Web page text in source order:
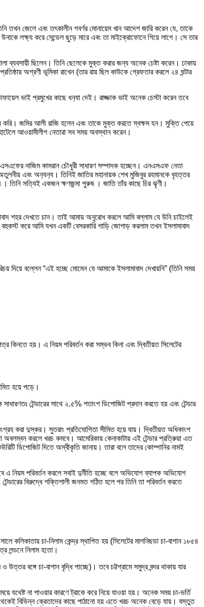
জেলে এবং তৎকালীন গবর্ণর মোনায়েম খান আদেশ জারি করেন যে, তাকে
লক্ষ্য করে সেন্ডেল ছুড়ে মারে এবং তা মাইক্রোফোনে গিয়ে লাগে। সে তার
ব্যবসায়ী ছিলেন। তিনি ছেলেকে মুক্ত করার জন্য অনেক চেষ্টা করেন। ঢাকায়
অগ্রণী ভূমিকা রাখেন (তার রায় ছিল কাউকে গ্রেফতার করলে ২৪ ঘন্টার
ভাই প্রমুখের কাছে ধন‍্যা দেই। রাজ্জাক ভাই অনেক চেস্টা করেন তবে
জমির আলী রাজি হলেন এবং তাকে মুক্ত করতে স্বক্ষম হন। মুক্তি পেয়ে
আওয়ামীলীগ নেতারা সব সময় অবস্থান করেন।
নাজিম কামরান চৌধুরী সাধারণ সম্পাদক হচ্ছেন। এনএসএফ নেতা
এবং অন‍্যন‍্য। তিনিই জাতির মহানায়ক শেখ মুজিবুর রহমানকে বৃহত্তর
। তিনি সত্যিই একজন ক্ষণজন্মা পুরুষ । জাতি তাঁর কাছে চির ঝৃণী।
শহর দেখতে চান। তাই আমায় অনুরোধ করলে আমি বল্লাম যে উনি চাইলেই
বহুকস্ট করে আমি যখন একটি বেসরকারি গাড়ি জোগাড় করলাম তখন ইসলামাবাদ
দিয়ে বল্লেন “এই হচ্ছে মোমেন যে আমাকে ইসলামাবাদ দেখায়নি” (তিনি সময়
কিনতে হয়। এ নিয়ম পরিবর্তন করা সম্ভব কিনা এবং দ্বিতীয়ত সিলেটের
হয়ে পড়ে।
টেন্ডারের সাথে ২.৫% শতাংশ ডিপোজিট প্রদান করতে হয় এবং টেন্ডার
করা দুস্কর। সুতরাং প্রতিযোগিতা সীমিত হয়ে যায়। দ্বিতীয়ত অধিকাংশ
অবলম্বন করলে খরচ কমবে। আমেরিকায় কেনাকাটায় এই টেন্ডার প্রত্রিুয়া এত
ডিপোজিট দিতে অস্বীকৃতি জানায়। তারা বলে তাদের কোম্পানির নামই
এ নিয়ম পরিবর্তন করলে সবাই দুর্নীতি হচ্ছে বলে অভিযোগ ব্যাপক অভিযোগ
বিরুদ্ধে শক্তিশালী জনমত গঠিত হলে পর তিনি তা পরিবর্তন করতে
কলিকাতায় চা-নিলাম কেন্দ্র স্থাপিত হয় (সিলেটের মালনিছডা চা-বাগান ১৮৫৪
লন্ডনে নিলাম হতো।
বঙ্গে চা-বাগান বৃদ্ধি পাচ্ছে)। তবে চট্টগ্রামে সমুদ্র বন্দর থাকায় যার
যথেষ্ট না পাওয়ার কারণে ট্রাকে করে নিয়ে যাওয়া হয়। অনেক সময় চা-ভর্তি
বিভিন্ন ক্রেতাদের কাছে পাঠানো হয় এতে খরচ অনেক বেড়ে যায়। বস্তুত